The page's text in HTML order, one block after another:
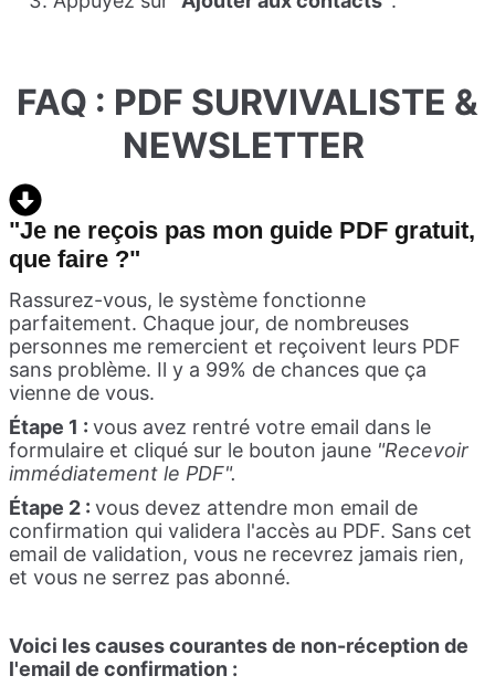
FAQ : PDF SURVIVALISTE &
NEWSLETTER
"Je ne reçois pas mon guide PDF gratuit,
que faire ?"
Rassurez-vous, le système fonctionne
parfaitement. Chaque jour, de nombreuses
personnes me remercient et reçoivent leurs PDF
sans problème. Il y a 99% de chances que ça
vienne de vous.
Étape 1 : vous avez rentré votre email dans le
formulaire et cliqué sur le bouton jaune "Recevoir
immédiatement le PDF".
Étape 2 : vous devez attendre mon email de
confirmation qui validera l'accès au PDF. Sans cet
email de validation, vous ne recevrez jamais rien,
et vous ne serrez pas abonné.
Voici les causes courantes de non-réception de
l'email de confirmation :